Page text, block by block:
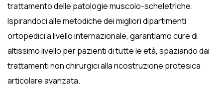
trattamento delle patologie muscolo-scheletriche.
Ispirandoci alle metodiche dei migliori dipartimenti
ortopedici a livello internazionale, garantiamo cure di
altissimo livello per pazienti di tutte le età, spaziando dai
trattamenti non chirurgici alla ricostruzione protesica
articolare avanzata.